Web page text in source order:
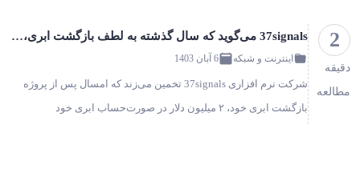
2
دقیقه
مطالعه
37signals می‌گوید که سال گذشته به لطف بازگشت ابری، نزدیک به ۲ میلیون دلار صرفه‌جویی کرده است!
اینترنت و شبکه 6 آبان 1403
شرکت نرم افزاری 37signals تخمین می‌زند که امسال پس از پروژه
بازگشت ابری خود، ۲ میلیون دلار در صورت‌حساب ابری خود